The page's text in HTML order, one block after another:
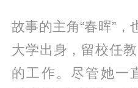
故事的主角“春晖”，
大学出身，留校任
的工作。尽管她一